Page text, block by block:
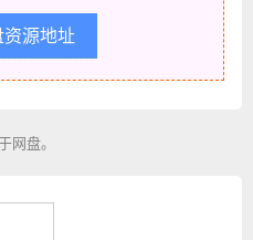
源地址
网盘。